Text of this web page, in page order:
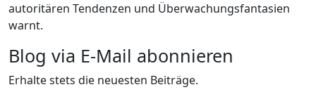
autoritären Tendenzen und Überwachungsfantasien
warnt.
Blog via E-Mail abonnieren
Erhalte stets die neuesten Beiträge.